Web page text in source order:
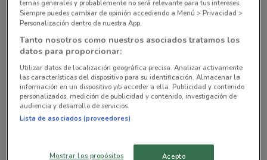
Avenida Santa Fe 498Col. Santa Fe Cuajimalpa De
Morelos
9.7 km
ABIERTO
Lago Zurich 245Col. Ampliación Granada Miguel
Hidalgo
11.5 km
ABIERTO
Blvd. Magnocentro 26, Mz. 1, L 2San Fernando La
temas generales y probablemente no será relevante para tus intereses.
Siempre puedes cambiar de opinión accediendo a Menú > Privacidad >
Personalización dentro de nuestra App.
Tanto nosotros como nuestros asociados tratamos los
datos para proporcionar:
Utilizar datos de localización geográfica precisa. Analizar activamente
las características del dispositivo para su identificación. Almacenar la
información en un dispositivo y/o acceder a ella. Publicidad y contenido
personalizados, medición de publicidad y contenido, investigación de
audiencia y desarrollo de servicios.
Lista de asociados (proveedores)
Mostrar los propósitos Acepto